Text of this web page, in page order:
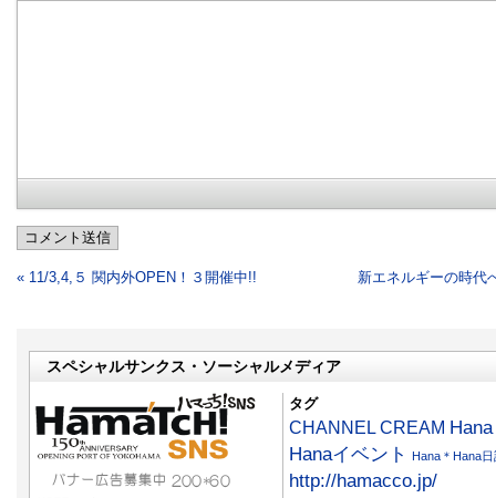
コメント送信
« 11/3,4,５ 関内外OPEN！３開催中!! 新エネルギーの時
スペシャルサンクス・ソーシャルメディア
タグ
CHANNEL CREAM
Hanaイベント
Hana＊Hana日
http://hamacco.jp/